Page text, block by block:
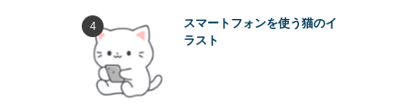
スマートフォンを使う猫のイ
ラスト